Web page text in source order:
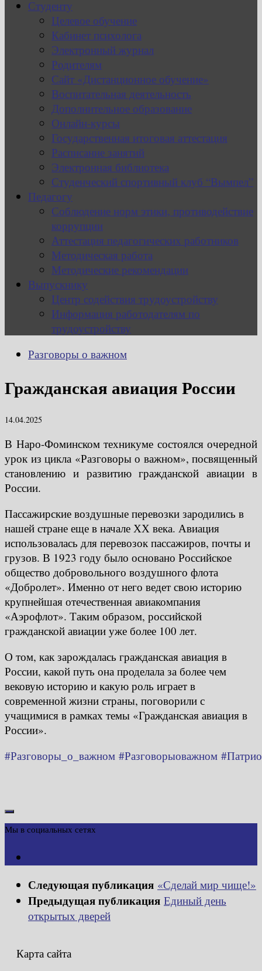
Студенту
Целевое обучение
Кабинет психолога
Электронный журнал
Родителям
Сайт «Дистанционное обучение»
Воспитательная деятельность
Дополнительное образование
Онлайн-курсы
Государственная итоговая аттестация
Расписание занятий
Электронная библиотека
Студенческий спортивный клуб “Вымпел”
Педагогу
Соблюдение норм этики, противодействие
коррупции
Аттестация педагогических работников
Методическая работа
Методические рекомендации
Выпускнику
Центр содействия трудоустройству
Информация работодателям по
трудоустройству
Разговоры о важном
Гражданская авиация России
14.04.2025
В Наро-Фоминском техникуме состоялся очередной
урок из цикла «Разговоры о важном», посвященный
становлению и развитию гражданской авиации в
России.
Пассажирские воздушные перевозки зародились в
нашей стране еще в начале ХХ века. Авиация
использовалась для перевозок пассажиров, почты и
грузов. В 1923 году было основано Российское
общество добровольного воздушного флота
«Добролет». Именно от него ведет свою историю
крупнейшая отечественная авиакомпания
«Аэрофлот». Таким образом, российской
гражданской авиации уже более 100 лет.
О том, как зарождалась гражданская авиация в
России, какой путь она проделала за более чем
вековую историю и какую роль играет в
современной жизни страны, поговорили с
учащимися в рамках темы «Гражданская авиация в
России».
#Разговоры_о_важном #Разговорыоважном
Мы в социальных сетях
Следующая публикация «Сделай мир чище!»
Предыдущая публикация Единый день
открытых дверей
Карта сайта